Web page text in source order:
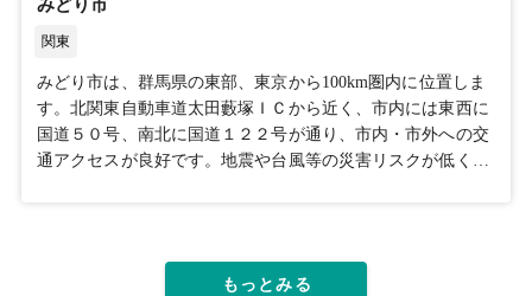
みどり市
関東
みどり市は、群馬県の東部、東京から100km圏内に位置しま
す。北関東自動車道太田藪塚ＩＣから近く、市内には東西に
国道５０号、南北に国道１２２号が通り、市内・市外への交
通アクセスが良好です。地震や台風等の災害リスクが低く、
もっとみる